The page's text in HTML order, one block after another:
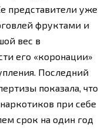
представители уже
фруктами и
вес в
его «коронации»
Последний
показала, что
при себе
срок на один год